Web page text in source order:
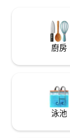
廚房
泳池